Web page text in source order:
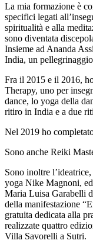
La mia formazione è
specifici legati
spiritualità e alla
sono diventata
Insieme ad Ananda
India, un
Fra il 2015 e il 2016,
Therapy, uno per
dance, lo yoga della
ritiro in India e a due
Nel 2019 ho
Sono anche Reiki
Sono inoltre
yoga Nike Magnoni,
Maria Luisa Garabelli
della manifestazione
gratuita dedicata alla
realizzate quattro
Villa Savorelli a Sutri.